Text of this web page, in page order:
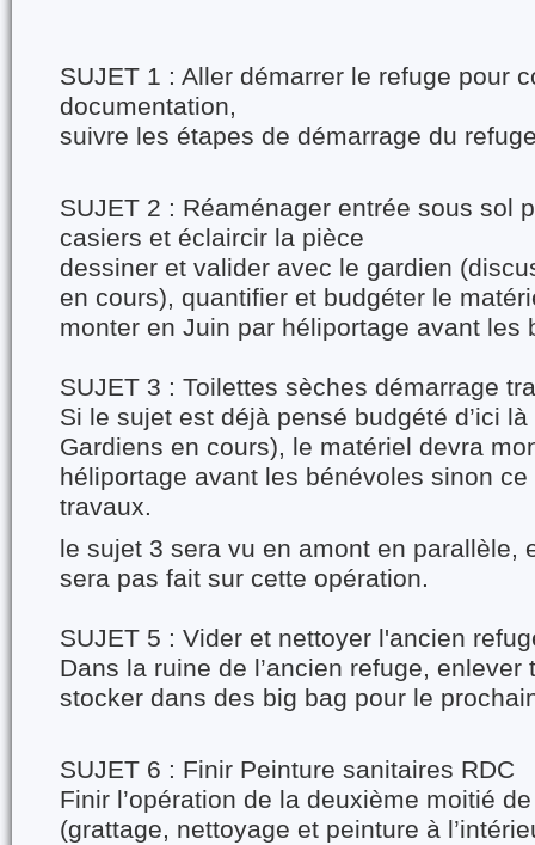
SUJET 1 : Aller démarrer le refuge pour
documentation,
suivre les étapes de démarrage du
SUJET 2 : Réaménager entrée sous sol
casiers et éclaircir la pièce
dessiner et valider avec le gardien
en cours), quantifier et budgéter le
monter en Juin par héliportage avant les
SUJET 3 : Toilettes sèches démarrage
Si le sujet est déjà pensé budgété d’ici
Gardiens en cours), le matériel devra
héliportage avant les bénévoles sinon
travaux.
le sujet 3 sera vu en amont en parallèle,
sera pas fait sur cette opération.
SUJET 5 : Vider et nettoyer l'ancien
Dans la ruine de l’ancien refuge, enlever
stocker dans des big bag pour le
SUJET 6 : Finir Peinture sanitaires RDC
Finir l’opération de la deuxième moitié
(grattage, nettoyage et peinture à